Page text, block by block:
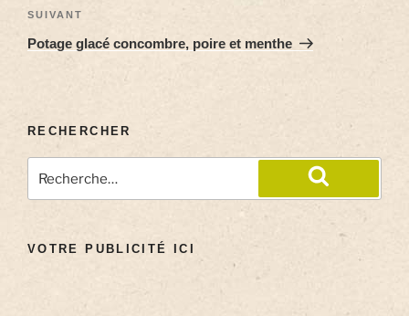
SUIVANT
Potage glacé concombre, poire et menthe
RECHERCHER
VOTRE PUBLICITÉ ICI